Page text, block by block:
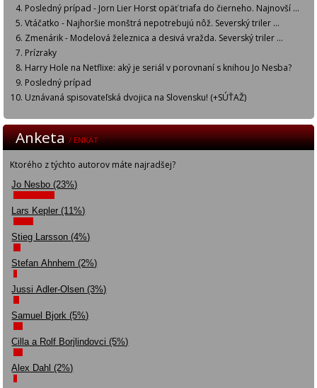
Posledný prípad - Jorn Lier Horst opäť triafa do čierneho. Najnovší ...
Vtáčatko - Najhoršie monštrá nepotrebujú nôž. Severský triler ...
Zmenárik - Modelová železnica a desivá vražda. Severský triler ...
Prízraky
Harry Hole na Netflixe: aký je seriál v porovnaní s knihou Jo Nesba?
Posledný prípad
Uznávaná spisovateľská dvojica na Slovensku! (+SÚŤAŽ)
Anketa/ ENKÄT
Ktorého z týchto autorov máte najradšej?
Jo Nesbo (23%)
Lars Kepler (11%)
Stieg Larsson (4%)
Stefan Ahnhem (2%)
Jussi Adler-Olsen (3%)
Samuel Bjork (5%)
Cilla a Rolf Borjlindovci (5%)
Alex Dahl (2%)